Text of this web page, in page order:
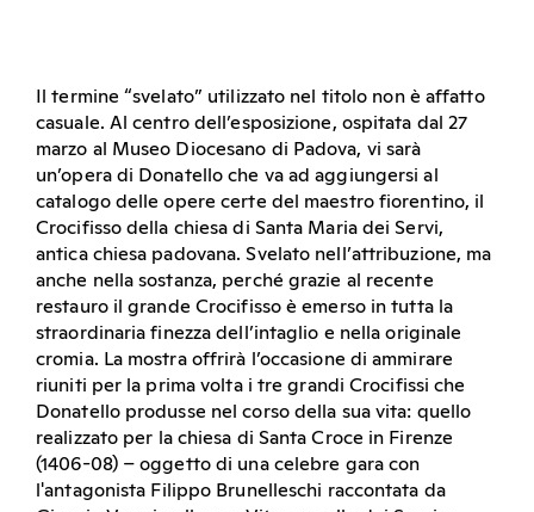
Il termine “svelato” utilizzato nel titolo non è affatto
casuale. Al centro dell’esposizione, ospitata dal 27
marzo al Museo Diocesano di Padova, vi sarà
un’opera di Donatello che va ad aggiungersi al
catalogo delle opere certe del maestro fiorentino, il
Crocifisso della chiesa di Santa Maria dei Servi,
antica chiesa padovana. Svelato nell’attribuzione, ma
anche nella sostanza, perché grazie al recente
restauro il grande Crocifisso è emerso in tutta la
straordinaria finezza dell’intaglio e nella originale
cromia. La mostra offrirà l’occasione di ammirare
riuniti per la prima volta i tre grandi Crocifissi che
Donatello produsse nel corso della sua vita: quello
realizzato per la chiesa di Santa Croce in Firenze
(1406-08) – oggetto di una celebre gara con
l'antagonista Filippo Brunelleschi raccontata da